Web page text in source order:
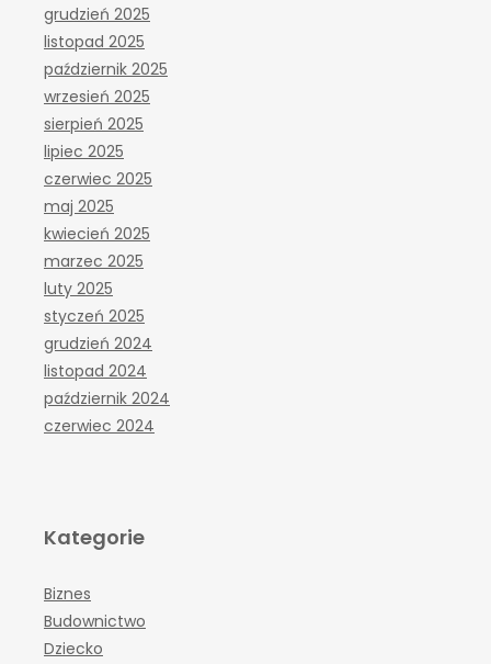
grudzień 2025
listopad 2025
październik 2025
wrzesień 2025
sierpień 2025
lipiec 2025
czerwiec 2025
maj 2025
kwiecień 2025
marzec 2025
luty 2025
styczeń 2025
grudzień 2024
listopad 2024
październik 2024
czerwiec 2024
Kategorie
Biznes
Budownictwo
Dziecko